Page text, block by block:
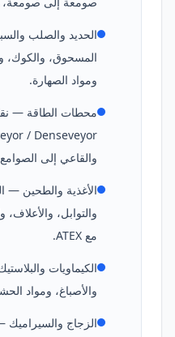
الحديد والصلب
المسحوق، والكوك،
ومواد الصهارة.
والقاعي إلى
الأغذية والطحين —
والتوابل،
مع ATEX.
والأصباغ، ومواد
الزجاج والسيراميك